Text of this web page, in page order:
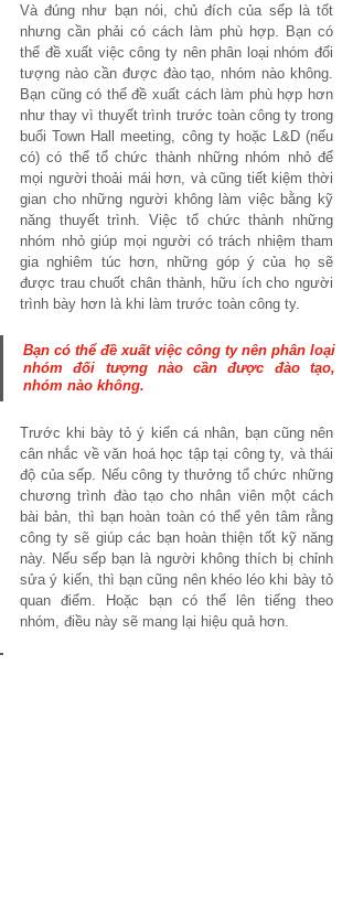
Và đúng như bạn nói, chủ đích của sếp là tốt
nhưng cần phải có cách làm phù hợp. Bạn có
thể đề xuất việc công ty nên phân loại nhóm đối
tượng nào cần được đào tạo, nhóm nào không.
Bạn cũng có thể đề xuất cách làm phù hợp hơn
như thay vì thuyết trình trước toàn công ty trong
buổi Town Hall meeting, công ty hoặc L&D (nếu
có) có thể tổ chức thành những nhóm nhỏ để
mọi người thoải mái hơn, và cũng tiết kiệm thời
gian cho những người không làm việc bằng kỹ
năng thuyết trình. Việc tổ chức thành những
nhóm nhỏ giúp mọi người có trách nhiệm tham
gia nghiêm túc hơn, những góp ý của họ sẽ
được trau chuốt chân thành, hữu ích cho người
trình bày hơn là khi làm trước toàn công ty.
Bạn có thể đề xuất việc công ty nên phân loại
nhóm đối tượng nào cần được đào tạo,
nhóm nào không.
Trước khi bày tỏ ý kiến cá nhân, bạn cũng nên
cân nhắc về văn hoá học tập tại công ty, và thái
độ của sếp. Nếu công ty thưởng tổ chức những
chương trình đào tạo cho nhân viên một cách
bài bản, thì bạn hoàn toàn có thể yên tâm rằng
công ty sẽ giúp các bạn hoàn thiện tốt kỹ năng
này. Nếu sếp bạn là người không thích bị chỉnh
sửa ý kiến, thì bạn cũng nên khéo léo khi bày tỏ
quan điểm. Hoặc bạn có thể lên tiếng theo
nhóm, điều này sẽ mang lại hiệu quả hơn.